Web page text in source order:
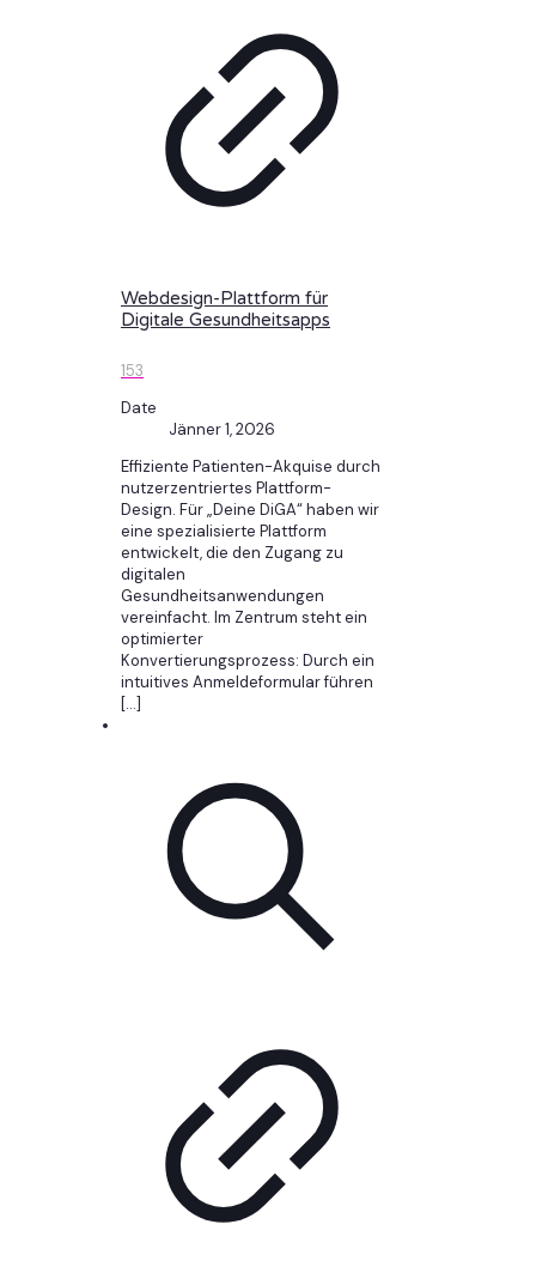
Webdesign-Plattform für
Digitale Gesundheitsapps
153
Date
Jänner 1, 2026
Effiziente Patienten-Akquise durch
nutzerzentriertes Plattform-
Design. Für „Deine DiGA“ haben wir
eine spezialisierte Plattform
entwickelt, die den Zugang zu
digitalen
Gesundheitsanwendungen
vereinfacht. Im Zentrum steht ein
optimierter
Konvertierungsprozess: Durch ein
intuitives Anmeldeformular führen
[…]